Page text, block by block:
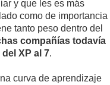
y que les es más
como de importancia
tanto peso dentro del
compañías todavía
XP al 7.
curva de aprendizaje